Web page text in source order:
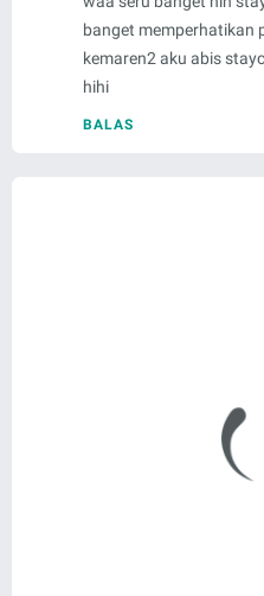
banget memperhatikan
kemaren2 aku abis
hihi
BALAS